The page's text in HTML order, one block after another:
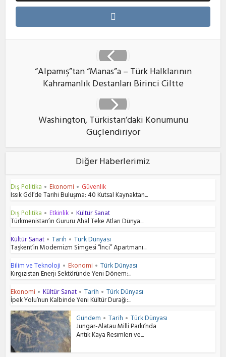
“Alpamış”tan “Manas”a – Türk Halklarının
Kahramanlık Destanları Birinci Ciltte
Washington, Türkistan’daki Konumunu
Güçlendiriyor
Diğer Haberlerimiz
Dış Politika • Ekonomi • Güvenlik
Issık Göl’de Tarihi Buluşma: 40 Kutsal Kaynaktan...
Dış Politika • Etkinlik • Kültür Sanat
Türkmenistan’ın Gururu Ahal Teke Atları Dünya...
Kültür Sanat • Tarih • Türk Dünyası
Taşkent’in Modernizm Simgesi “İnci” Apartmanı...
Bilim ve Teknoloji • Ekonomi • Türk Dünyası
Kırgızistan Enerji Sektöründe Yeni Dönem:...
Ekonomi • Kültür Sanat • Tarih • Türk Dünyası
İpek Yolu’nun Kalbinde Yeni Kültür Durağı:...
Gündem • Tarih • Türk Dünyası
Jungar-Alatau Milli Parkı’nda
Antik Kaya Resimleri ve...